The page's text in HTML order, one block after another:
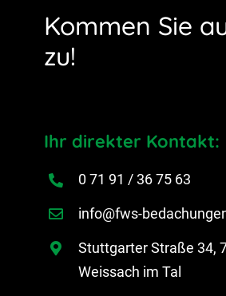
Kommen Sie
zu!
Ihr direkter Kontakt:
0 71 91 / 36 75 63
info@fws-
Stuttgarter Straße 34,
Weissach im Tal